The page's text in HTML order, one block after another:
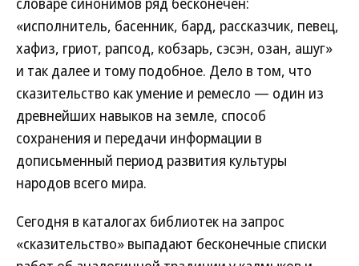
«исполнитель, басенник, бард, рассказчик, певец,
хафиз, гриот, рапсод, кобзарь, сэсэн, озан, ашуг»
и так далее и тому подобное. Дело в том, что
сказительство как умение и ремесло — один из
древнейших навыков на земле, способ
сохранения и передачи информации в
дописьменный период развития культуры
народов всего мира.
Сегодня в каталогах библиотек на запрос
«сказительство» выпадают бесконечные списки